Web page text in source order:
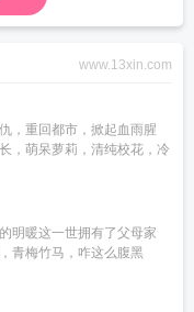
www.13xin.com
，重回都市，掀起血雨腥
，萌呆萝莉，清纯校花，冷
明暖这一世拥有了父母家
青梅竹马，咋这么腹黑